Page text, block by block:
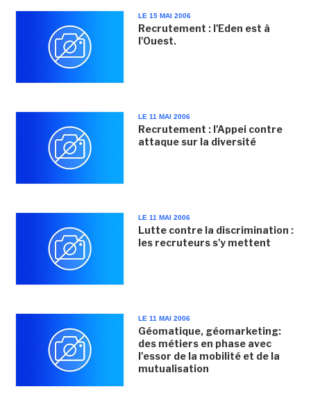
LE 15 MAI 2006
Recrutement : l'Eden est à
l'Ouest.
LE 11 MAI 2006
Recrutement : l'Appei contre
attaque sur la diversité
LE 11 MAI 2006
Lutte contre la discrimination :
les recruteurs s'y mettent
LE 11 MAI 2006
Géomatique, géomarketing:
des métiers en phase avec
l'essor de la mobilité et de la
mutualisation